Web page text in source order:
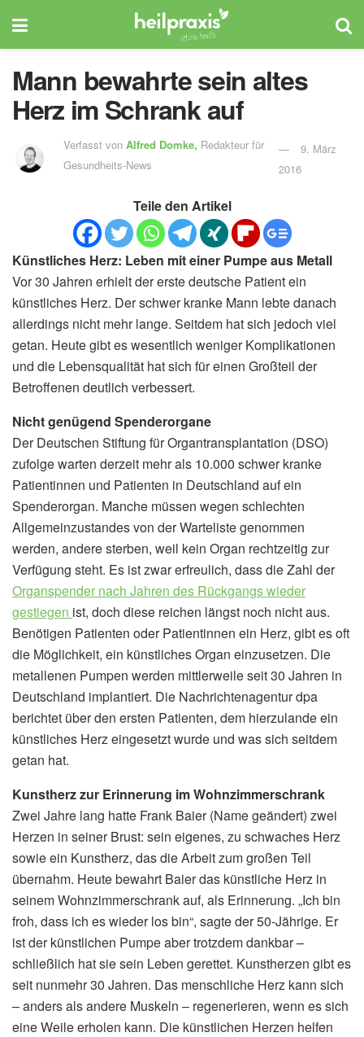
Mann bewahrte sein altes
Herz im Schrank auf
Verfasst von Alfred Domke, Redakteur für
Gesundheits-News
9. März
2016
Teile den Artikel
Künstliches Herz: Leben mit einer Pumpe aus Metall
Vor 30 Jahren erhielt der erste deutsche Patient ein
künstliches Herz. Der schwer kranke Mann lebte danach
allerdings nicht mehr lange. Seitdem hat sich jedoch viel
getan. Heute gibt es wesentlich weniger Komplikationen
und die Lebensqualität hat sich für einen Großteil der
Betroffenen deutlich verbessert.
Nicht genügend Spenderorgane
Der Deutschen Stiftung für Organtransplantation (DSO)
zufolge warten derzeit mehr als 10.000 schwer kranke
Patientinnen und Patienten in Deutschland auf ein
Spenderorgan. Manche müssen wegen schlechten
Allgemeinzustandes von der Warteliste genommen
werden, andere sterben, weil kein Organ rechtzeitig zur
Verfügung steht. Es ist zwar erfreulich, dass die Zahl der
Organspender nach Jahren des Rückgangs wieder
gestiegen ist, doch diese reichen längst noch nicht aus.
Benötigen Patienten oder Patientinnen ein Herz, gibt es oft
die Möglichkeit, ein künstliches Organ einzusetzen. Die
metallenen Pumpen werden mittlerweile seit 30 Jahren in
Deutschland implantiert. Die Nachrichtenagentur dpa
berichtet über den ersten Patienten, dem hierzulande ein
künstliches Herz eingesetzt wurde und was sich seitdem
getan hat.
Kunstherz zur Erinnerung im Wohnzimmerschrank
Zwei Jahre lang hatte Frank Baier (Name geändert) zwei
Herzen in seiner Brust: sein eigenes, zu schwaches Herz
sowie ein Kunstherz, das die Arbeit zum großen Teil
übernahm. Heute bewahrt Baier das künstliche Herz in
seinem Wohnzimmerschrank auf, als Erinnerung. „Ich bin
froh, dass ich es wieder los bin“, sagte der 50-Jährige. Er
ist der künstlichen Pumpe aber trotzdem dankbar –
schließlich hat sie sein Leben gerettet. Kunstherzen gibt es
seit nunmehr 30 Jahren. Das menschliche Herz kann sich
– anders als andere Muskeln – regenerieren, wenn es sich
eine Weile erholen kann. Die künstlichen Herzen helfen